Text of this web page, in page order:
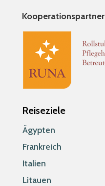
Kooperationspartner
Reiseziele
Ägypten
Frankreich
Italien
Litauen